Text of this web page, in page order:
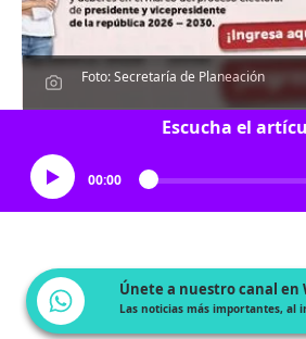
Foto: Secretaría de Planeación
Escucha el
00:00
Únete a nuestro canal en
Las noticias más importantes, al